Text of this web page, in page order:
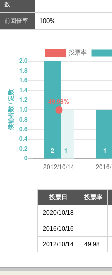
数
前回倍率 100%
投票日 投票率
2020/10/18
2016/10/16
2012/10/14 49.98